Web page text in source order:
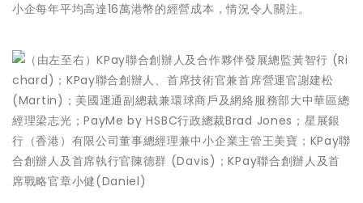
小企每年平均高達16萬港幣的經營成本，情況令人關注。